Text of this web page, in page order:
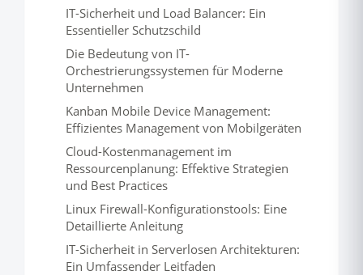
IT-Sicherheit und Load Balancer: Ein
Essentieller Schutzschild
Die Bedeutung von IT-
Orchestrierungssystemen für Moderne
Unternehmen
Kanban Mobile Device Management:
Effizientes Management von Mobilgeräten
Cloud-Kostenmanagement im
Ressourcenplanung: Effektive Strategien
und Best Practices
Linux Firewall-Konfigurationstools: Eine
Detaillierte Anleitung
IT-Sicherheit in Serverlosen Architekturen:
Ein Umfassender Leitfaden